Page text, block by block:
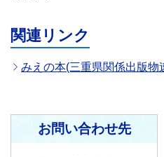
関連リンク
みえの本(三重県関係出版物
お問い合わせ先